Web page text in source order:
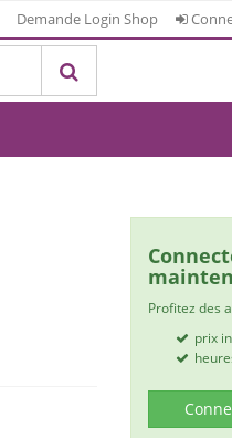
Demande Login Shop
Profitez des
prix